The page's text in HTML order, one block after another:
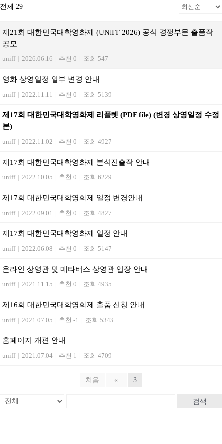
전체 29
제21회 대한민국대학영화제 (UNIFF 2026) 공식 경쟁부문 출품작
공모
uniff | 2026.06.16 | 추천 0 | 조회 547
영화 상영일정 일부 변경 안내
uniff | 2022.11.11 | 추천 0 | 조회 5139
제17회 대한민국대학영화제 리플렛 (PDF file) (변경 상영일정 수정
본)
uniff | 2022.11.02 | 추천 0 | 조회 4927
제17회 대한민국대학영화제 본석진출작 안내
uniff | 2022.10.05 | 추천 0 | 조회 6229
제17회 대한민국대학영화제 일정 변경안내
uniff | 2022.09.01 | 추천 0 | 조회 4827
제17회 대한민국대학영화제 일정 안내
uniff | 2022.06.08 | 추천 0 | 조회 5147
온라인 상영관 및 메타버스 상영관 입장 안내
uniff | 2021.11.15 | 추천 0 | 조회 4935
제16회 대한민국대학영화제 출품 신청 안내
uniff | 2021.07.05 | 추천 -1 | 조회 5343
홈페이지 개편 안내
uniff | 2021.07.04 | 추천 1 | 조회 4709
처음 « 3
검색